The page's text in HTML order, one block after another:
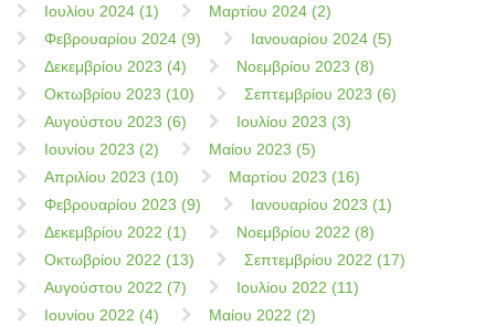
Ιουλίου 2024 (1)
Μαρτίου 2024 (2)
Φεβρουαρίου 2024 (9)
Ιανουαρίου 2024 (5)
Δεκεμβρίου 2023 (4)
Νοεμβρίου 2023 (8)
Οκτωβρίου 2023 (10)
Σεπτεμβρίου 2023 (6)
Αυγούστου 2023 (6)
Ιουλίου 2023 (3)
Ιουνίου 2023 (2)
Μαίου 2023 (5)
Απριλίου 2023 (10)
Μαρτίου 2023 (16)
Φεβρουαρίου 2023 (9)
Ιανουαρίου 2023 (1)
Δεκεμβρίου 2022 (1)
Νοεμβρίου 2022 (8)
Οκτωβρίου 2022 (13)
Σεπτεμβρίου 2022 (17)
Αυγούστου 2022 (7)
Ιουλίου 2022 (11)
Ιουνίου 2022 (4)
Μαίου 2022 (2)